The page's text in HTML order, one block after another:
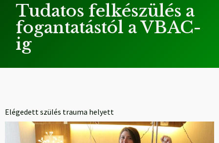
Tudatos felkészülés a
fogantatástól a VBAC-
ig
Elégedett szülés trauma helyett